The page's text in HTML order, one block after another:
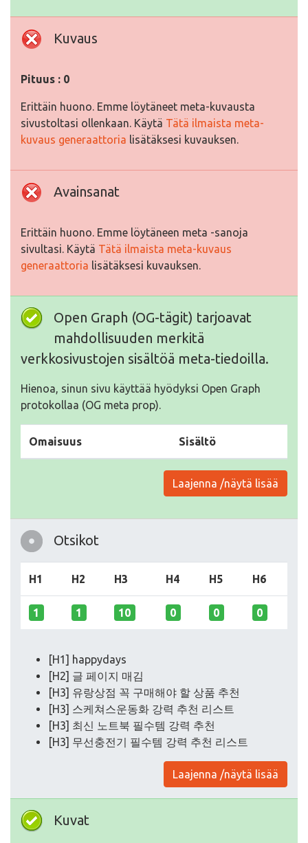
Kuvaus
Pituus : 0
Erittäin huono. Emme löytäneet meta-kuvausta
sivustoltasi ollenkaan. Käytä Tätä ilmaista meta-
kuvaus generaattoria lisätäksesi kuvauksen.
Avainsanat
Erittäin huono. Emme löytäneen meta -sanoja
sivultasi. Käytä Tätä ilmaista meta-kuvaus
generaattoria lisätäksesi kuvauksen.
Open Graph (OG-tägit) tarjoavat
mahdollisuuden merkitä
verkkosivustojen sisältöä meta-tiedoilla.
Hienoa, sinun sivu käyttää hyödyksi Open Graph
protokollaa (OG meta prop).
Omaisuus Sisältö
Laajenna /näytä lisää
Otsikot
H1 H2 H3 H4 H5 H6
1 1 10 0 0 0
[H1] happydays
[H2] 글 페이지 매김
[H3] 유랑상점 꼭 구매해야 할 상품 추천
[H3] 스케쳐스운동화 강력 추천 리스트
[H3] 최신 노트북 필수템 강력 추천
[H3] 무선충전기 필수템 강력 추천 리스트
Laajenna /näytä lisää
Kuvat